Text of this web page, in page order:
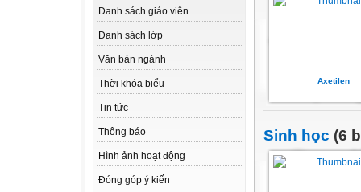
Danh sách giáo viên
Danh sách lớp
Văn bản ngành
Thời khóa biểu
Tin tức
Thông báo
Hình ảnh hoạt động
Đóng góp ý kiến
Axetilen
Sinh học (6